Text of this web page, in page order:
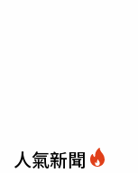
人氣新聞